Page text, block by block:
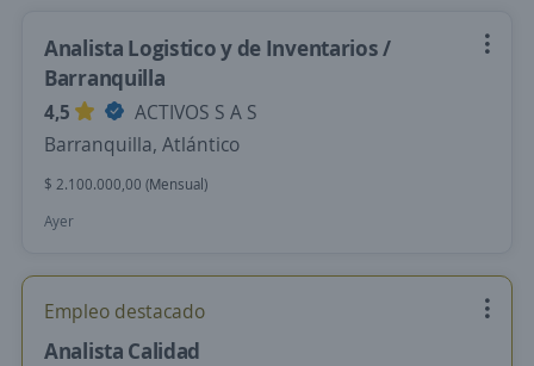
Analista Logistico y de Inventarios /
Barranquilla
4,5
ACTIVOS S A S
Barranquilla, Atlántico
$ 2.100.000,00 (Mensual)
Ayer
Empleo destacado
Analista Calidad